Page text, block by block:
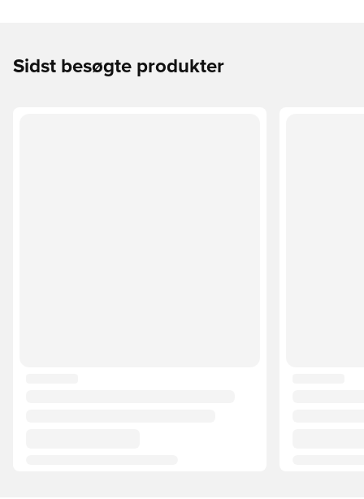
Sidst besøgte produkter